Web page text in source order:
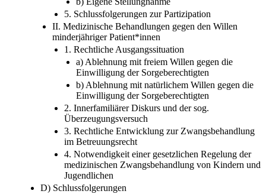
5. Schlussfolgerungen zur Partizipation
II. Medizinische Behandlungen gegen den Willen
minderjähriger Patient*innen
1. Rechtliche Ausgangssituation
a) Ablehnung mit freiem Willen gegen die
Einwilligung der Sorgeberechtigten
b) Ablehnung mit natürlichem Willen gegen die
Einwilligung der Sorgeberechtigten
2. Innerfamiliärer Diskurs und der sog.
Überzeugungsversuch
3. Rechtliche Entwicklung zur Zwangsbehandlung
im Betreuungsrecht
4. Notwendigkeit einer gesetzlichen Regelung der
medizinischen Zwangsbehandlung von Kindern und
Jugendlichen
D) Schlussfolgerungen